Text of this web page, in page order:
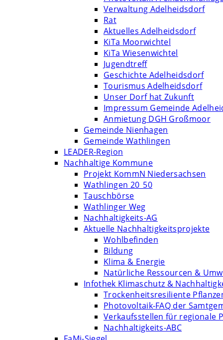
Verwaltung Adelheidsdorf
Rat
Aktuelles Adelheidsdorf
KiTa Moorwichtel
KiTa Wiesenwichtel
Jugendtreff
Geschichte Adelheidsdorf
Tourismus Adelheidsdorf
Unser Dorf hat Zukunft
Impressum Gemeinde
Anmietung DGH Großmoor
Gemeinde Nienhagen
Gemeinde Wathlingen
LEADER-Region
Nachhaltige Kommune
Projekt KommN Niedersachsen
Wathlingen 20_50
Tauschbörse
Wathlinger Weg
Nachhaltigkeits-AG
Aktuelle Nachhaltigkeitsprojekte
Wohlbefinden
Bildung
Klima & Energie
Natürliche Ressourcen &
Infothek Klimaschutz &
Trockenheitsresiliente
Photovoltaik-FAQ der
Verkaufsstellen für regionale
Nachhaltigkeits-ABC